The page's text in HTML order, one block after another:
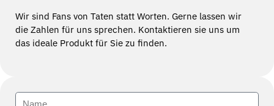
Wir sind Fans von Taten statt Worten. Gerne lassen wir
die Zahlen für uns sprechen. Kontaktieren sie uns um
das ideale Produkt für Sie zu finden.